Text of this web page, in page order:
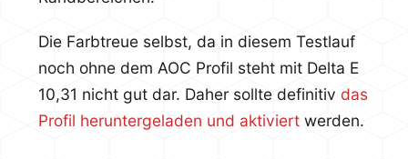
Die Farbtreue selbst, da in diesem Testlauf
noch ohne dem AOC Profil steht mit Delta E
10,31 nicht gut dar. Daher sollte definitiv das
Profil heruntergeladen und aktiviertwerden.